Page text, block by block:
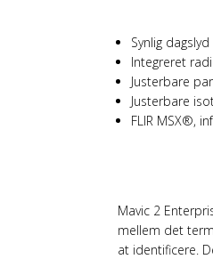
Synlig
Integreret
Justerbare
Justerbare
FLIR MSX®,
Mavic 2
mellem det
at identificere.